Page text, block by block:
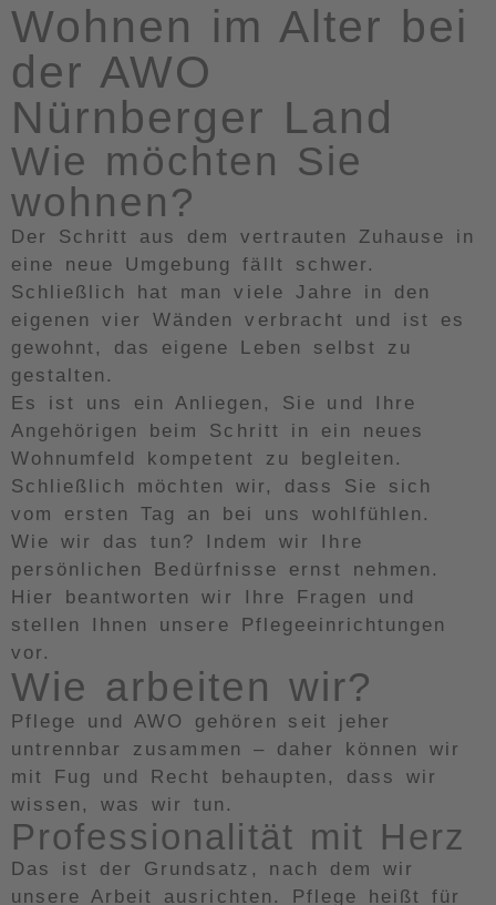
Wohnen im Alter bei
der AWO
Nürnberger Land
Wie möchten Sie
wohnen?
Der Schritt aus dem vertrauten Zuhause in
eine neue Umgebung fällt schwer.
Schließlich hat man viele Jahre in den
eigenen vier Wänden verbracht und ist es
gewohnt, das eigene Leben selbst zu
gestalten.
Es ist uns ein Anliegen, Sie und Ihre
Angehörigen beim Schritt in ein neues
Wohnumfeld kompetent zu begleiten.
Schließlich möchten wir, dass Sie sich
vom ersten Tag an bei uns wohlfühlen.
Wie wir das tun? Indem wir Ihre
persönlichen Bedürfnisse ernst nehmen.
Hier beantworten wir Ihre Fragen und
stellen Ihnen unsere Pflegeeinrichtungen
vor.
Wie arbeiten wir?
Pflege und AWO gehören seit jeher
untrennbar zusammen – daher können wir
mit Fug und Recht behaupten, dass wir
wissen, was wir tun.
Professionalität mit Herz
Das ist der Grundsatz, nach dem wir
unsere Arbeit ausrichten. Pflege heißt für